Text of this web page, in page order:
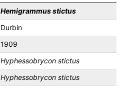
Hemigrammus stictus
Durbin
1909
Hyphessobrycon stictus
Hyphessobrycon stictus